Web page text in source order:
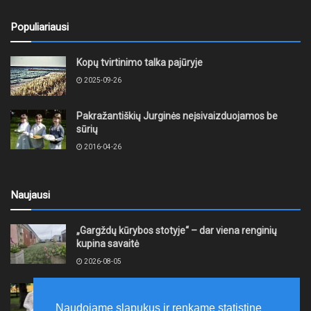
Populiariausi
Kopų tvirtinimo talka pajūryje
2025-09-26
Pakražantiškių Jurginės neįsivaizduojamos be
sūrių
2016-04-26
Naujausi
„Gargždų kūrybos stotyje“ – dar viena renginių
kupina savaitė
2026-08-05
papuošė trys nauji kūriniai
Naudojame slapukus ir renkame statistinę